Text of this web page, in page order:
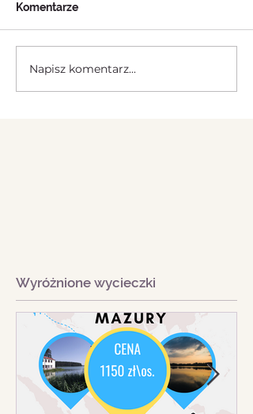
Komentarze
Napisz komentarz...
Wyróżnione wycieczki